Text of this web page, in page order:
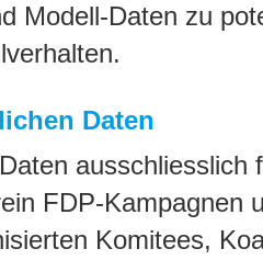
Modell-Daten zu
Daten
ausschliesslich
FDP-Kampagnen
Komitees,